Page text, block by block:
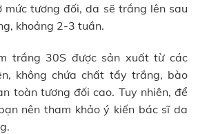
mức tương đối, da sẽ trắng lên sau
khoảng 2-3 tuần.
trắng 30S được sản xuất từ các
không chứa chất tẩy trắng, bào
toàn tương đối cao. Tuy nhiên, để
nên tham khảo ý kiến bác sĩ da